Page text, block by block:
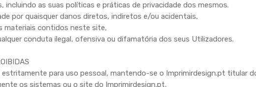
as suas políticas e práticas de privacidade dos mesmos.
por quaisquer danos diretos, indiretos e/ou acidentais,
materiais contidos neste site,
conduta ilegal, ofensiva ou difamatória dos seus Utilizadores.
para uso pessoal, mantendo-se o Imprimirdesign.pt titular
os sistemas ou o site do Imprimirdesign.pt,